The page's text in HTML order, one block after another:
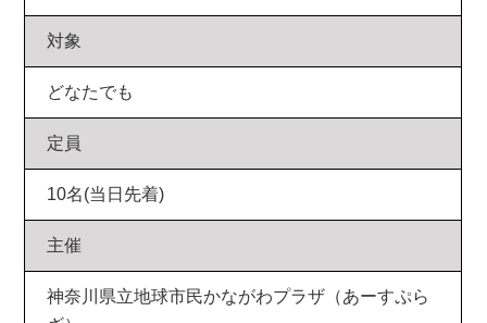
対象
どなたでも
定員
10名(当日先着)
主催
神奈川県立地球市民かながわプラザ（あーすぷら